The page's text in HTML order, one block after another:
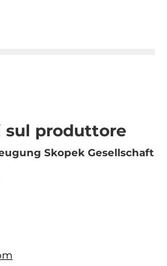
sul produttore
Skopek Gesellschaft